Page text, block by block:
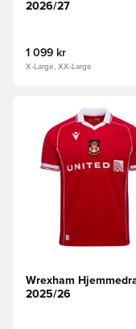
2026/27
1 099 kr
X-Large, XX-Large
Åpner en Modal for
Wrexham
2025/26